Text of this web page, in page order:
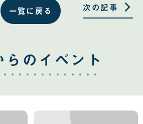
一覧に戻る 次の記事
らのイベント